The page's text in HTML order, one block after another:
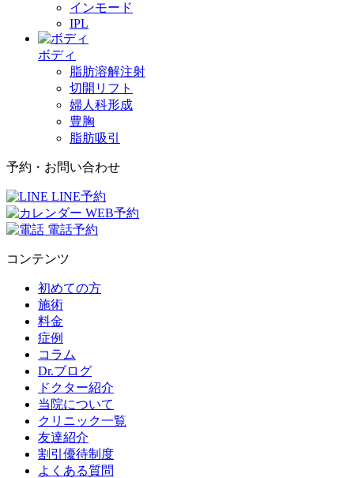
インモード
IPL
ボディ
脂肪溶解注射
切開リフト
婦人科形成
豊胸
脂肪吸引
予約・お問い合わせ
LINE予約
WEB予約
電話予約
コンテンツ
初めての方
施術
料金
症例
コラム
Dr.ブログ
ドクター紹介
当院について
クリニック一覧
友達紹介
割引優待制度
よくある質問